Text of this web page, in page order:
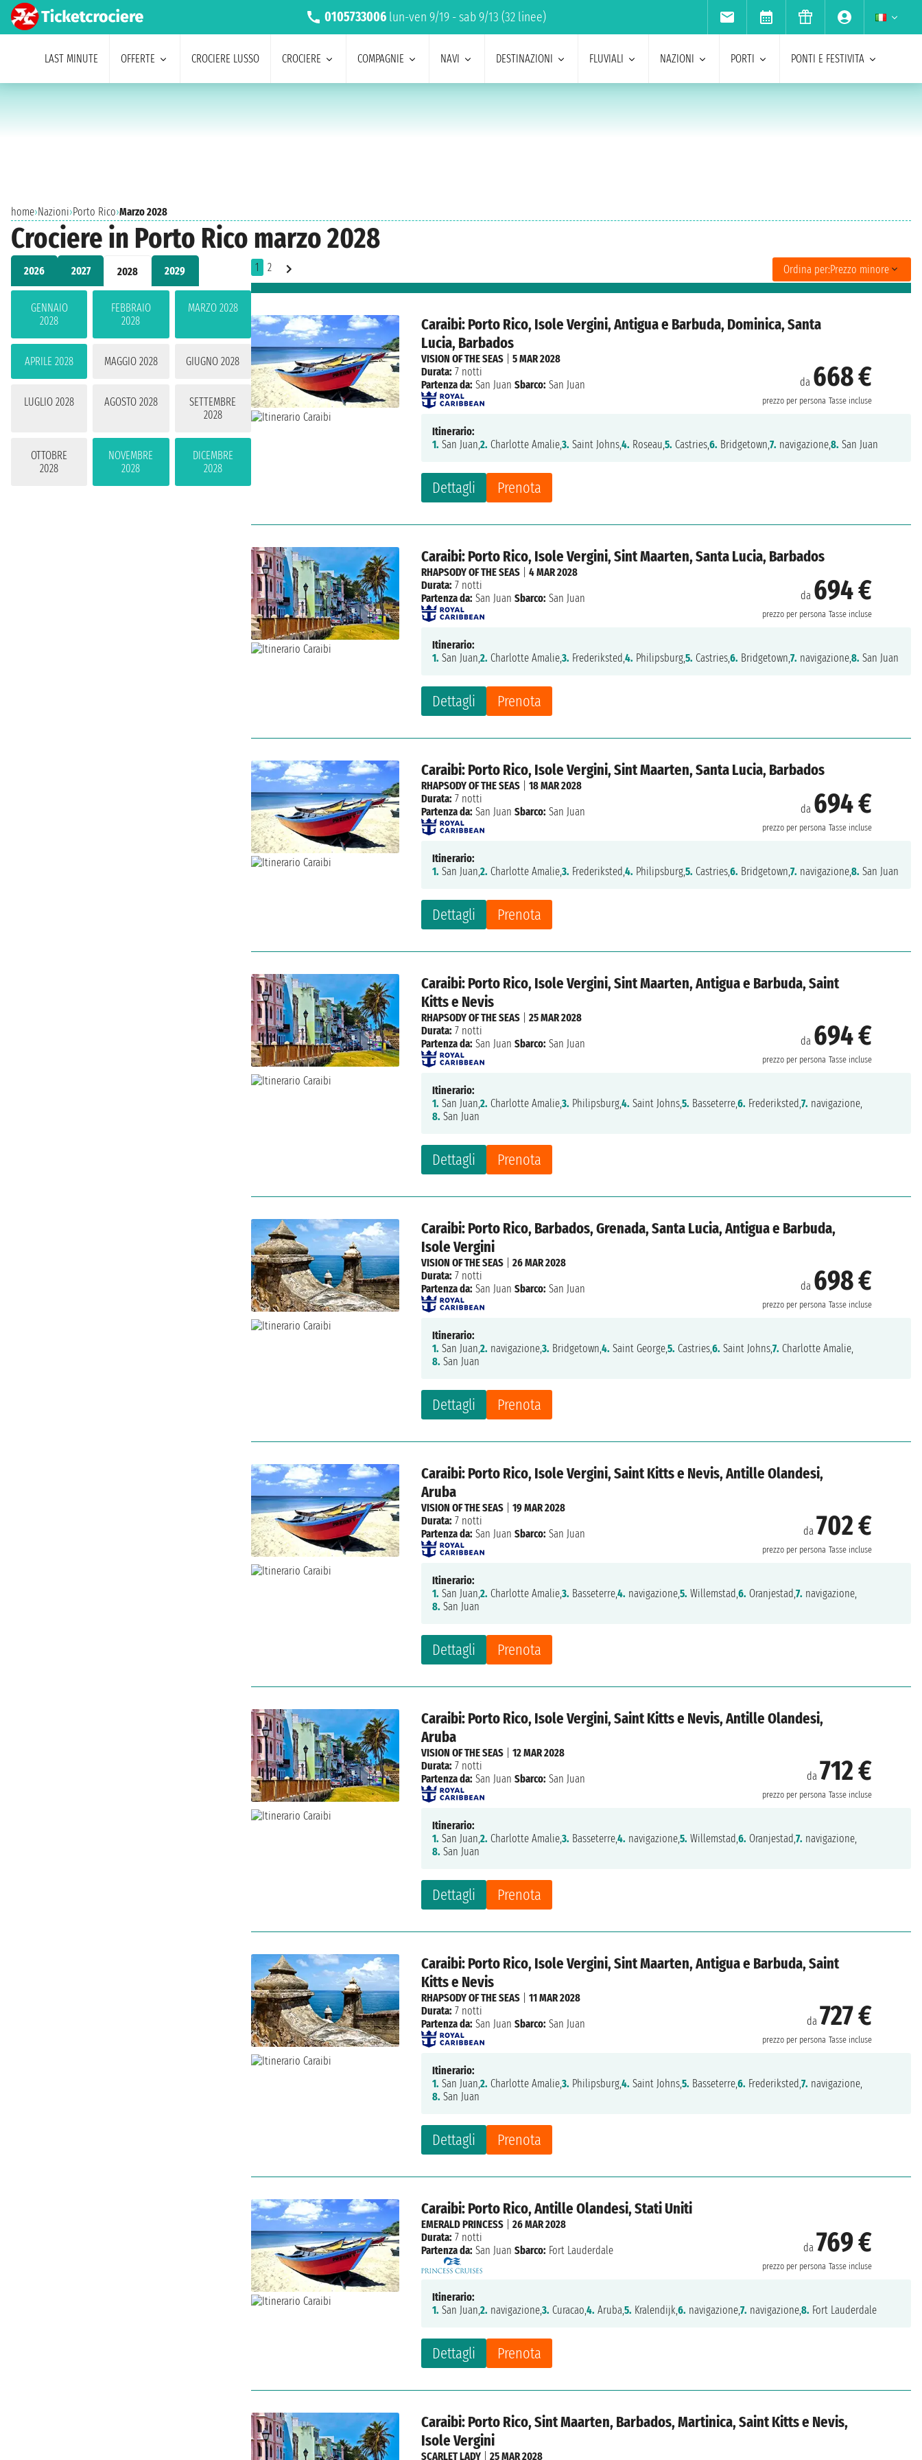
0105733006 lun-ven 9/19 - sab 9/13 (32 linee)
LAST MINUTE OFFERTE CROCIERE LUSSO CROCIERE COMPAGNIE NAVI DESTINAZIONI FLUVIALI NAZIONI PORTI PONTI E FESTIVITA
home›Nazioni›Porto Rico›Marzo 2028
Crociere in Porto Rico marzo 2028
2026 2027 2028 2029
GENNAIO
2028
FEBBRAIO
2028
MARZO 2028
APRILE 2028 MAGGIO 2028 GIUGNO 2028
LUGLIO 2028 AGOSTO 2028
SETTEMBRE
2028
OTTOBRE
2028
NOVEMBRE
2028
DICEMBRE
2028
1 2 Ordina per:Prezzo minore
Caraibi: Porto Rico, Isole Vergini, Antigua e Barbuda, Dominica, Santa
Lucia, Barbados
da 668 €
prezzo per persona Tasse incluse
Dettagli Prenota
VISION OF THE SEAS |5 MAR 2028
Durata: 7 notti
Partenza da: San Juan Sbarco: San Juan
Itinerario:
1. San Juan,2. Charlotte Amalie,3. Saint Johns,4. Roseau,5. Castries,6. Bridgetown,7. navigazione,8. San Juan
Caraibi: Porto Rico, Isole Vergini, Sint Maarten, Santa Lucia, Barbados
da 694 €
prezzo per persona Tasse incluse
Dettagli Prenota
RHAPSODY OF THE SEAS |4 MAR 2028
Durata: 7 notti
Partenza da: San Juan Sbarco: San Juan
Itinerario:
1. San Juan,2. Charlotte Amalie,3. Frederiksted,4. Philipsburg,5. Castries,6. Bridgetown,7. navigazione,8. San Juan
Caraibi: Porto Rico, Isole Vergini, Sint Maarten, Santa Lucia, Barbados
da 694 €
prezzo per persona Tasse incluse
Dettagli Prenota
RHAPSODY OF THE SEAS |18 MAR 2028
Durata: 7 notti
Partenza da: San Juan Sbarco: San Juan
Itinerario:
1. San Juan,2. Charlotte Amalie,3. Frederiksted,4. Philipsburg,5. Castries,6. Bridgetown,7. navigazione,8. San Juan
Caraibi: Porto Rico, Isole Vergini, Sint Maarten, Antigua e Barbuda, Saint
Kitts e Nevis
da 694 €
prezzo per persona Tasse incluse
Dettagli Prenota
RHAPSODY OF THE SEAS |25 MAR 2028
Durata: 7 notti
Partenza da: San Juan Sbarco: San Juan
Itinerario:
1. San Juan,2. Charlotte Amalie,3. Philipsburg,4. Saint Johns,5. Basseterre,6. Frederiksted,7. navigazione,
8. San Juan
Caraibi: Porto Rico, Barbados, Grenada, Santa Lucia, Antigua e Barbuda,
Isole Vergini
da 698 €
prezzo per persona Tasse incluse
Dettagli Prenota
VISION OF THE SEAS |26 MAR 2028
Durata: 7 notti
Partenza da: San Juan Sbarco: San Juan
Itinerario:
1. San Juan,2. navigazione,3. Bridgetown,4. Saint George,5. Castries,6. Saint Johns,7. Charlotte Amalie,
8. San Juan
Caraibi: Porto Rico, Isole Vergini, Saint Kitts e Nevis, Antille Olandesi,
Aruba
da 702 €
prezzo per persona Tasse incluse
Dettagli Prenota
VISION OF THE SEAS |19 MAR 2028
Durata: 7 notti
Partenza da: San Juan Sbarco: San Juan
Itinerario:
1. San Juan,2. Charlotte Amalie,3. Basseterre,4. navigazione,5. Willemstad,6. Oranjestad,7. navigazione,
8. San Juan
Caraibi: Porto Rico, Isole Vergini, Saint Kitts e Nevis, Antille Olandesi,
Aruba
da 712 €
prezzo per persona Tasse incluse
Dettagli Prenota
VISION OF THE SEAS |12 MAR 2028
Durata: 7 notti
Partenza da: San Juan Sbarco: San Juan
Itinerario:
1. San Juan,2. Charlotte Amalie,3. Basseterre,4. navigazione,5. Willemstad,6. Oranjestad,7. navigazione,
8. San Juan
Caraibi: Porto Rico, Isole Vergini, Sint Maarten, Antigua e Barbuda, Saint
Kitts e Nevis
da 727 €
prezzo per persona Tasse incluse
Dettagli Prenota
RHAPSODY OF THE SEAS |11 MAR 2028
Durata: 7 notti
Partenza da: San Juan Sbarco: San Juan
Itinerario:
1. San Juan,2. Charlotte Amalie,3. Philipsburg,4. Saint Johns,5. Basseterre,6. Frederiksted,7. navigazione,
8. San Juan
Caraibi: Porto Rico, Antille Olandesi, Stati Uniti
da 769 €
prezzo per persona Tasse incluse
Dettagli Prenota
EMERALD PRINCESS |26 MAR 2028
Durata: 7 notti
Partenza da: San Juan Sbarco: Fort Lauderdale
Itinerario:
1. San Juan,2. navigazione,3. Curacao,4. Aruba,5. Kralendijk,6. navigazione,7. navigazione,8. Fort Lauderdale
Caraibi: Porto Rico, Sint Maarten, Barbados, Martinica, Saint Kitts e Nevis,
Isole Vergini
SCARLET LADY |25 MAR 2028